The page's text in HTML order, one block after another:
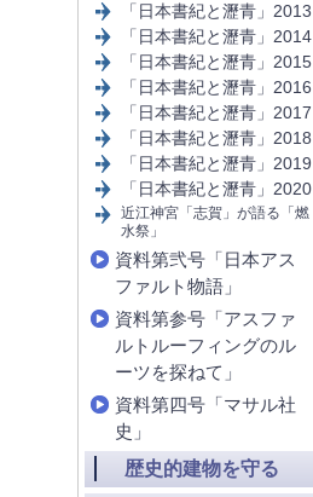
「日本書紀と瀝青」2013
「日本書紀と瀝青」2014
「日本書紀と瀝青」2015
「日本書紀と瀝青」2016
「日本書紀と瀝青」2017
「日本書紀と瀝青」2018
「日本書紀と瀝青」2019
「日本書紀と瀝青」2020
近江神宮「志賀」が語る「燃
水祭」
資料第弐号「日本アス
ファルト物語」
資料第参号「アスファ
ルトルーフィングのル
ーツを探ねて」
資料第四号「マサル社
史」
歴史的建物を守る